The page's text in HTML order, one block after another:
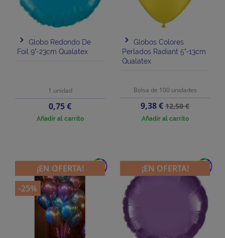
Globo Redondo De
Foil 9"-23cm Qualatex
1 unidad
Precio
0,75 €
Añadir al carrito
Globos Colores
Perlados Radiant 5"-13cm
Qualatex
Bolsa de 100 unidades
Precio
9,38 €Precio
base
12,50 €
Añadir al carrito
add
¡EN OFERTA!
-25%
add
¡EN OFERTA!